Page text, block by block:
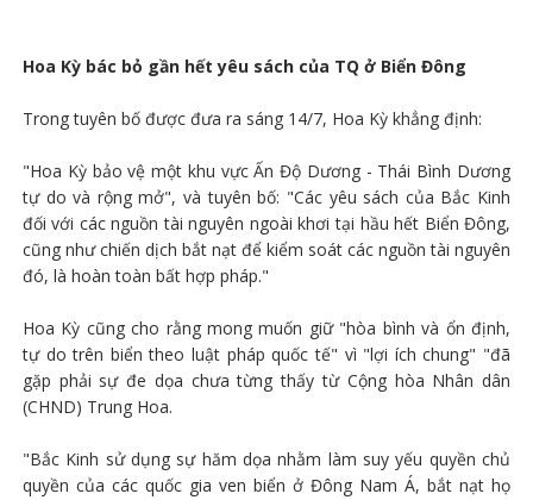
Hoa Kỳ bác bỏ gần hết yêu sách của TQ ở Biển Đông
Trong tuyên bố được đưa ra sáng 14/7, Hoa Kỳ khẳng định:
"Hoa Kỳ bảo vệ một khu vực Ấn Độ Dương - Thái Bình Dương
tự do và rộng mở", và tuyên bố: "Các yêu sách của Bắc Kinh
đối với các nguồn tài nguyên ngoài khơi tại hầu hết Biển Đông,
cũng như chiến dịch bắt nạt để kiểm soát các nguồn tài nguyên
đó, là hoàn toàn bất hợp pháp."
Hoa Kỳ cũng cho rằng mong muốn giữ "hòa bình và ổn định,
tự do trên biển theo luật pháp quốc tế" vì "lợi ích chung" "đã
gặp phải sự đe dọa chưa từng thấy từ Cộng hòa Nhân dân
(CHND) Trung Hoa.
"Bắc Kinh sử dụng sự hăm dọa nhằm làm suy yếu quyền chủ
quyền của các quốc gia ven biển ở Đông Nam Á, bắt nạt họ